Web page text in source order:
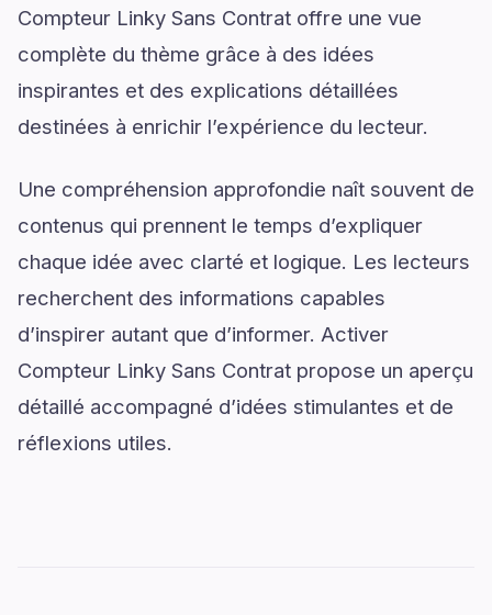
Compteur Linky Sans Contrat offre une vue
complète du thème grâce à des idées
inspirantes et des explications détaillées
destinées à enrichir l’expérience du lecteur.
Une compréhension approfondie naît souvent de
contenus qui prennent le temps d’expliquer
chaque idée avec clarté et logique. Les lecteurs
recherchent des informations capables
d’inspirer autant que d’informer. Activer
Compteur Linky Sans Contrat propose un aperçu
détaillé accompagné d’idées stimulantes et de
réflexions utiles.